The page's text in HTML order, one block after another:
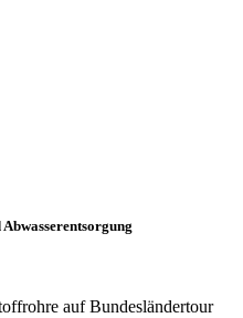
auf Bundesländertour